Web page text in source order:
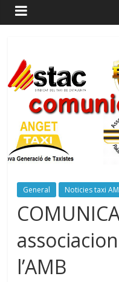
General Noticies taxi
l’AMB